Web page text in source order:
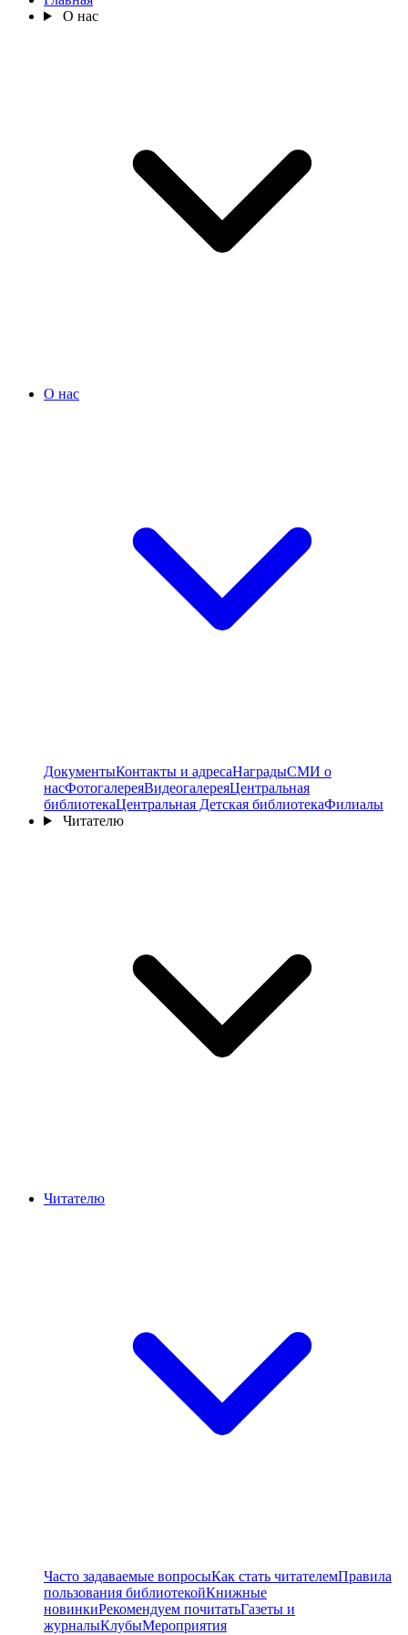
О нас
О нас
ДокументыКонтакты и адресаНаградыСМИ о
насФотогалереяВидеогалереяЦентральная
библиотекаЦентральная Детская библиотекаФилиалы
Читателю
Читателю
Часто задаваемые вопросыКак стать читателемПравила
пользования библиотекойКнижные
новинкиРекомендуем почитатьГазеты и
журналыКлубыМероприятия